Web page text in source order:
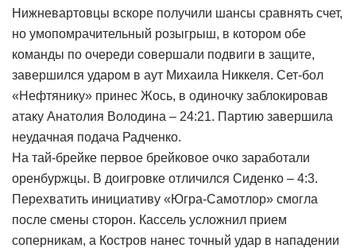
Нижневартовцы вскоре получили шансы сравнять счет,
но умопомрачительный розыгрыш, в котором обе
команды по очереди совершали подвиги в защите,
завершился ударом в аут Михаила Никкеля. Сет-бол
«Нефтянику» принес Жось, в одиночку заблокировав
атаку Анатолия Володина – 24:21. Партию завершила
неудачная подача Радченко.
На тай-брейке первое брейковое очко заработали
оренбуржцы. В доигровке отличился Сиденко – 4:3.
Перехватить инициативу «Югра-Самотлор» смогла
после смены сторон. Кассель усложнил прием
соперникам, а Костров нанес точный удар в нападении